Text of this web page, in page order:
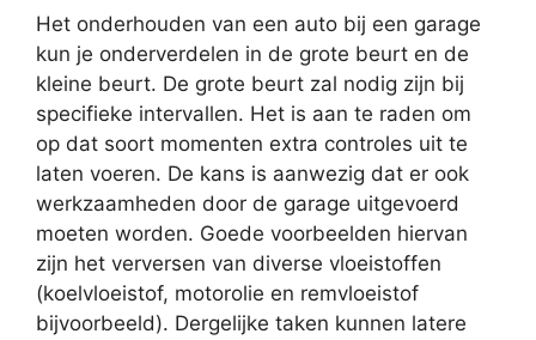
Het onderhouden van een auto bij een garage
kun je onderverdelen in de grote beurt en de
kleine beurt. De grote beurt zal nodig zijn bij
specifieke intervallen. Het is aan te raden om
op dat soort momenten extra controles uit te
laten voeren. De kans is aanwezig dat er ook
werkzaamheden door de garage uitgevoerd
moeten worden. Goede voorbeelden hiervan
zijn het verversen van diverse vloeistoffen
(koelvloeistof, motorolie en remvloeistof
bijvoorbeeld). Dergelijke taken kunnen latere